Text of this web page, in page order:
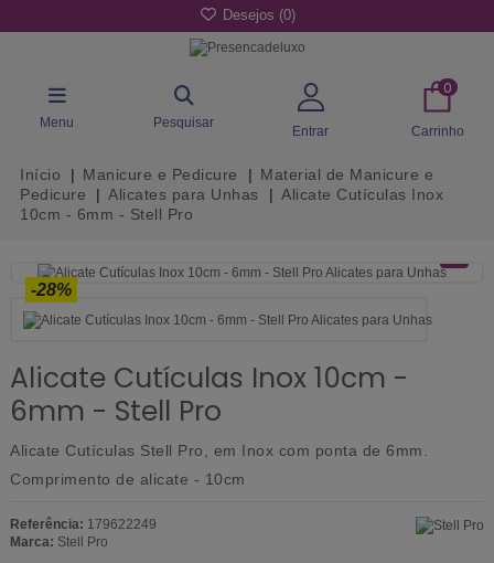
Desejos (0)
Menu Pesquisar
Entrar
0
Carrinho
Início Manicure e Pedicure
Material de Manicure e
Pedicure
Alicates para Unhas
Alicate Cutículas Inox
10cm - 6mm - Stell Pro
-28%
Alicate Cutículas Inox 10cm -
6mm - Stell Pro
Alicate Cutículas Stell Pro, em Inox com ponta de 6mm.
Comprimento de alicate - 10cm
Referência: 179622249
Marca: Stell Pro